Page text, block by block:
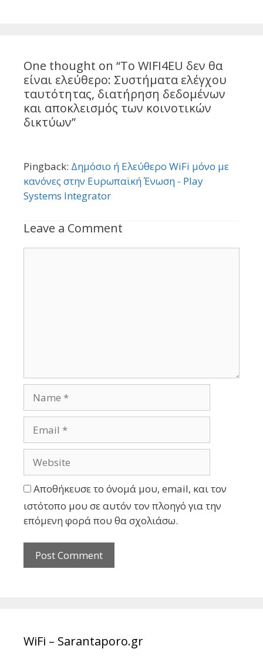
One thought on “Το WIFI4EU δεν θα
είναι ελεύθερο: Συστήματα ελέγχου
ταυτότητας, διατήρηση δεδομένων
και αποκλεισμός των κοινοτικών
δικτύων”
Pingback: Δημόσιο ή Ελεύθερο WiFi μόνο με
κανόνες στην Ευρωπαϊκή Ένωση - Play
Systems Integrator
Leave a Comment
Αποθήκευσε το όνομά μου, email, και τον
ιστότοπο μου σε αυτόν τον πλοηγό για την
επόμενη φορά που θα σχολιάσω.
WiFi – Sarantaporo.gr